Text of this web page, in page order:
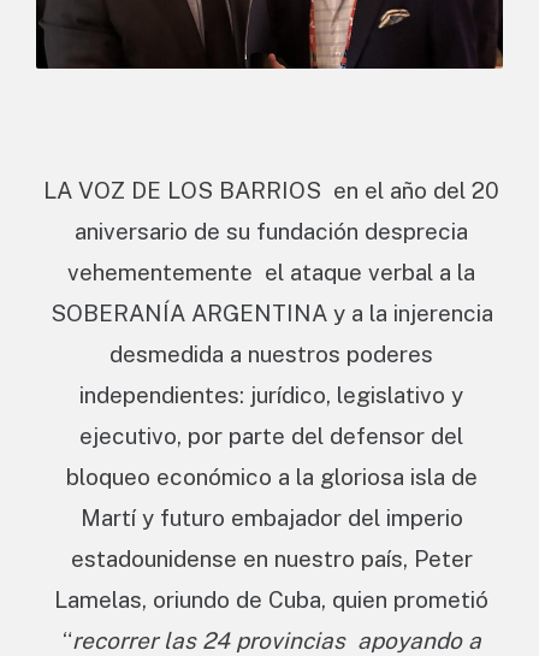
LA VOZ DE LOS BARRIOS en el año del 20
aniversario de su fundación desprecia
vehementemente el ataque verbal a la
SOBERANÍA ARGENTINA y a la injerencia
desmedida a nuestros poderes
independientes: jurídico, legislativo y
ejecutivo, por parte del defensor del
bloqueo económico a la gloriosa isla de
Martí y futuro embajador del imperio
estadounidense en nuestro país, Peter
Lamelas, oriundo de Cuba, quien prometió
“recorrer las 24 provincias apoyando a